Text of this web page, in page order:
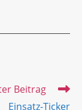
Beitrag
Einsatz-Ticker